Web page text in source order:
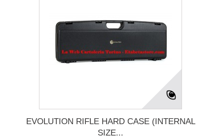
EVOLUTION RIFLE HARD CASE (INTERNAL
SIZE...